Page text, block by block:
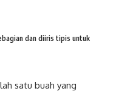
dan diiris tipis untuk
satu buah yang